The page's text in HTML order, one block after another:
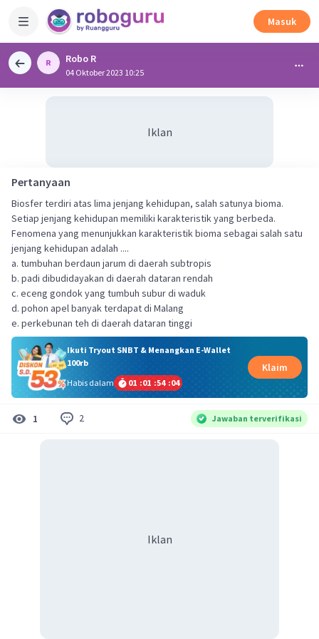
Masuk
Robo R
04 Oktober 2023 10:25
Iklan
Pertanyaan
Biosfer terdiri atas lima jenjang kehidupan, salah satunya bioma.
Setiap jenjang kehidupan memiliki karakteristik yang berbeda.
Fenomena yang menunjukkan karakteristik bioma sebagai salah satu
jenjang kehidupan adalah ....
a. tumbuhan berdaun jarum di daerah subtropis
b. padi dibudidayakan di daerah dataran rendah
c. eceng gondok yang tumbuh subur di waduk
d. pohon apel banyak terdapat di Malang
e. perkebunan teh di daerah dataran tinggi
Ikuti Tryout SNBT & Menangkan E-Wallet
100rb
Habis dalam
01 :01 :54 :04
Klaim
1 2 Jawaban terverifikasi
Iklan